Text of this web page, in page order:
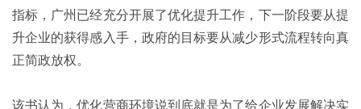
指标，广州已经充分开展了优化提升工作，下一阶段要从提
升企业的获得感入手，政府的目标要从减少形式流程转向真
正简政放权。
该书认为，优化营商环境说到底就是为了给企业发展解决实